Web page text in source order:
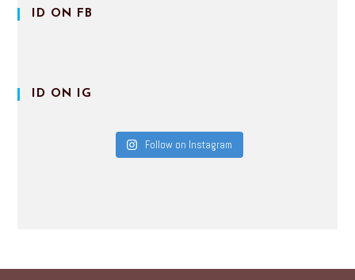
ID ON FB
ID ON IG
Follow on Instagram